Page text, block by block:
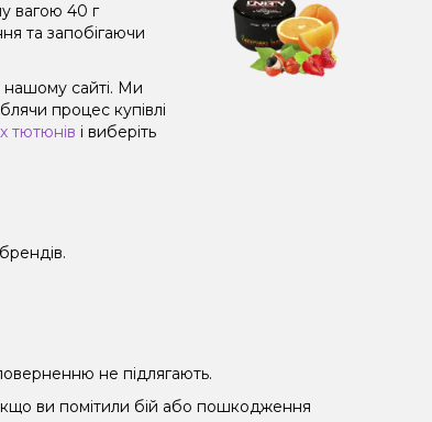
вагою 40 г
та запобігаючи
нашому сайті. Ми
процес купівлі
тютюнів і виберіть
не підлягають.
ви помітили бій або пошкодження